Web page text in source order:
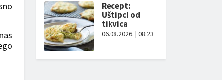
Recept:
Uštipci od
tikvica
06.08.2026. | 08:23